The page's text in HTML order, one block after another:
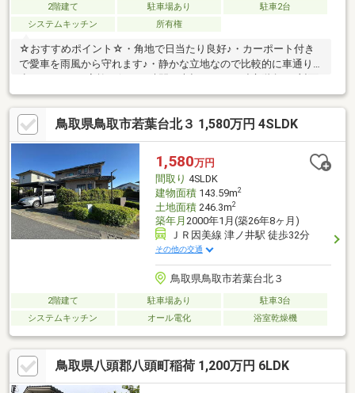
2階建て 駐車場あり
駐車2台
システムキッチン
所有権
☆おすすめポイント☆・角地で日当たり良好♪・カーポート付き
で愛車を雨風から守れます♪・静かな立地なので比較的に車通りが
式キッチンで会話を楽しみながら料理や片付けがスムーズに♪・リ
ビングに隣接した和室は、家族のひと休みやお昼寝に大活躍です
♪・ライフスタイルに合わせて使える、和室・洋室のある住まい
♪・ＷＩＣがあるので収納場所に困りません
♪◆◆──────────◆◆ 物件見学予約受付中！ お問い合わ
せはお早めに！ TEL【0857-30-7788】◆◆──────────◆◆
鳥取県鳥取市若葉台北３ 1,580万円 4SLDK
1,580万円
間取り 4SLDK
建物面積143.59m2
土地面積246.3m2
築年月 2000年1月(築26年8ヶ月)
ＪＲ因美線 津ノ井駅 徒歩32分
その他の交通
鳥取県鳥取市若葉台北３
2階建て 駐車場あり
駐車3台
システムキッチン
オール電化 浴室乾燥機
鳥取県八頭郡八頭町稲荷 1,200万円 6LDK